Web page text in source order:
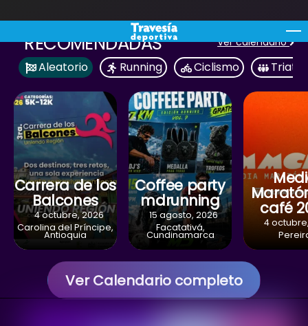
content
RECOMENDADAS Ver calendario
Aleatorio Running Ciclismo
Carrera de los
Balcones
4 octubre, 2026
Carolina del Príncipe,
Antioquia
Coffee party
mdrunning
15 agosto, 2026
Facatativá,
Cundinamarca
café
4
Ver Calendario completo